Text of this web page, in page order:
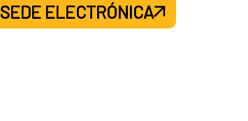
SEDE ELECTRÓNICA